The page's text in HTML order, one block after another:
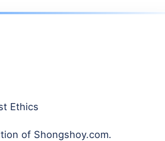
Ethics
of Shongshoy.com.